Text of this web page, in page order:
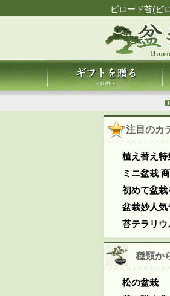
ビロード苔(ビ
注目のカ
植え替え特
ミニ盆栽
初めて盆
盆栽妙人
苔テラリウ
種類か
松の盆栽